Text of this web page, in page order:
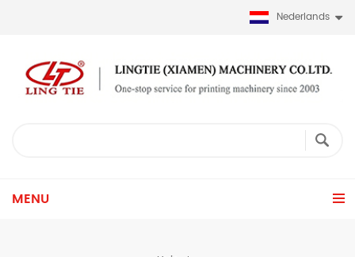
Nederlands
MENU